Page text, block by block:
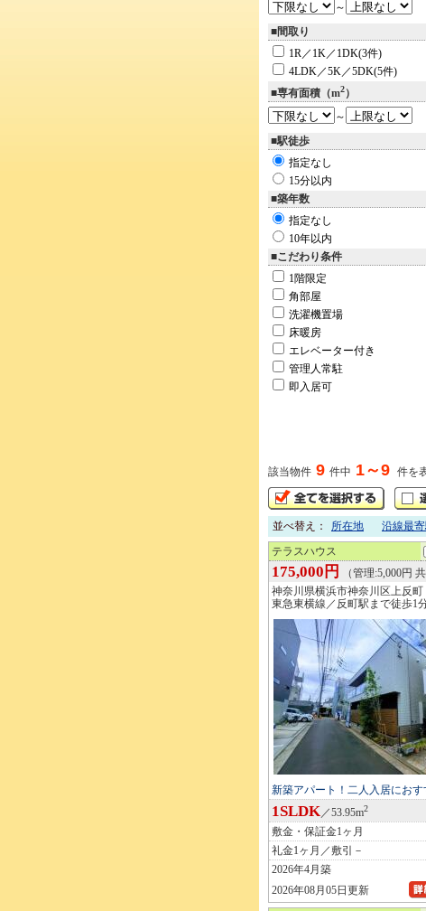
～
■間取り
1R／1K／1DK(3件)
4LDK／5K／5DK(5件)
■専有面積（m2）
～
■駅徒歩
指定なし
15分以内
■築年数
指定なし
10年以内
■こだわり条件
1階限定
角部屋
洗濯機置場
床暖房
エレベーター付き
管理人常駐
即入居可
該当物件 9 件中 1～9 件を
並べ替え： 所在地 沿線最
テラスハウス
175,000円
（管理:5,000円 共
神奈川県横浜市神奈川区上反町
東急東横線／反町駅まで徒歩1
新築アパート！二人入居にお
1SLDK／53.95m2
敷金・保証金1ヶ月
礼金1ヶ月／敷引－
2026年4月築
2026年08月05日更新